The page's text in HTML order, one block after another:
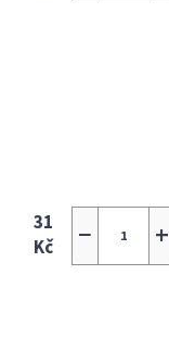
31
Kč
+
−